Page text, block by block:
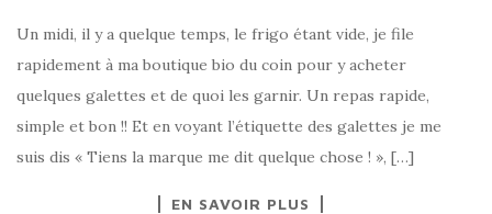
Un midi, il y a quelque temps, le frigo étant vide, je file
rapidement à ma boutique bio du coin pour y acheter
quelques galettes et de quoi les garnir. Un repas rapide,
simple et bon !! Et en voyant l’étiquette des galettes je me
suis dis « Tiens la marque me dit quelque chose ! », […]
EN SAVOIR PLUS